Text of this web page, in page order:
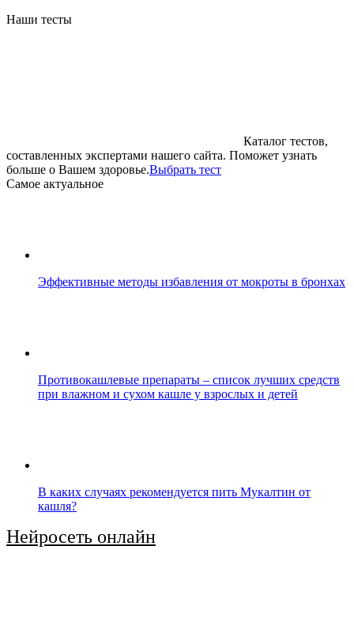
Наши тесты
Каталог тестов,
составленных экспертами нашего сайта. Поможет узнать
больше о Вашем здоровье.Выбрать тест
Cамое актуальное
Эффективные методы избавления от мокроты в бронхах
Противокашлевые препараты – список лучших средств
при влажном и сухом кашле у взрослых и детей
В каких случаях рекомендуется пить Мукалтин от
кашля?
Нейросеть онлайн